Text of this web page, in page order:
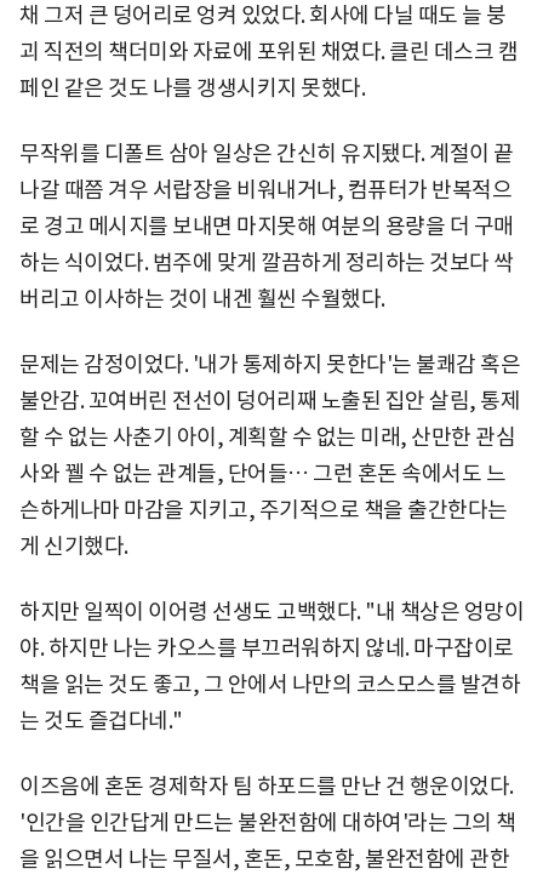
채 그저 큰 덩어리로 엉켜 있었다. 회사에 다닐 때도 늘 붕
괴 직전의 책더미와 자료에 포위된 채였다. 클린 데스크 캠
페인 같은 것도 나를 갱생시키지 못했다.
무작위를 디폴트 삼아 일상은 간신히 유지됐다. 계절이 끝
나갈 때쯤 겨우 서랍장을 비워내거나, 컴퓨터가 반복적으
로 경고 메시지를 보내면 마지못해 여분의 용량을 더 구매
하는 식이었다. 범주에 맞게 깔끔하게 정리하는 것보다 싹
버리고 이사하는 것이 내겐 훨씬 수월했다.
문제는 감정이었다. '내가 통제하지 못한다'는 불쾌감 혹은
불안감. 꼬여버린 전선이 덩어리째 노출된 집안 살림, 통제
할 수 없는 사춘기 아이, 계획할 수 없는 미래, 산만한 관심
사와 꿸 수 없는 관계들, 단어들… 그런 혼돈 속에서도 느
슨하게나마 마감을 지키고, 주기적으로 책을 출간한다는
게 신기했다.
하지만 일찍이 이어령 선생도 고백했다. "내 책상은 엉망이
야. 하지만 나는 카오스를 부끄러워하지 않네. 마구잡이로
책을 읽는 것도 좋고, 그 안에서 나만의 코스모스를 발견하
는 것도 즐겁다네."
이즈음에 혼돈 경제학자 팀 하포드를 만난 건 행운이었다.
'인간을 인간답게 만드는 불완전함에 대하여'라는 그의 책
을 읽으면서 나는 무질서, 혼돈, 모호함, 불완전함에 관한